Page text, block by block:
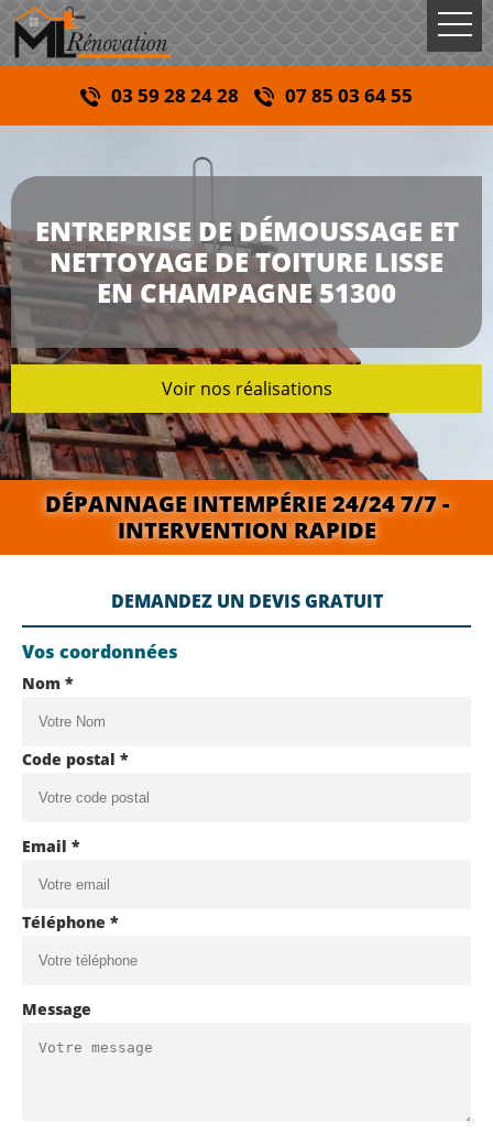
03 59 28 24 28 07 85 03 64 55
ENTREPRISE DE DÉMOUSSAGE ET
NETTOYAGE DE TOITURE LISSE
EN CHAMPAGNE 51300
Voir nos réalisations
DÉPANNAGE INTEMPÉRIE 24/24 7/7 -
INTERVENTION RAPIDE
DEMANDEZ UN DEVIS GRATUIT
Vos coordonnées
Nom *
Code postal *
Email *
Téléphone *
Message